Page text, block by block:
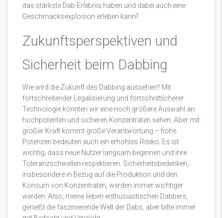
das stärkste Dab-Erlebnis haben und dabei auch eine
Geschmacksexplosion erleben kann?
Zukunftsperspektiven und
Sicherheit beim Dabbing
Wie wird die Zukunft des Dabbing aussehen? Mit
fortschreitender Legalisierung und fortschrittlicherer
Technologie könnten wir eine noch größere Auswahl an
hochpotenten und sicheren Konzentraten sehen. Aber mit
großer Kraft kommt große Verantwortung – hohe
Potenzen bedeuten auch ein erhöhtes Risiko. Es ist
wichtig, dass neue Nutzer langsam beginnen und ihre
Toleranzschwellen respektieren. Sicherheitsbedenken,
insbesondere in Bezug auf die Produktion und den
Konsum von Konzentraten, werden immer wichtiger
werden. Also, meine lieben enthusiastischen Dabbers,
genießt die faszinierende Welt der Dabs, aber bitte immer